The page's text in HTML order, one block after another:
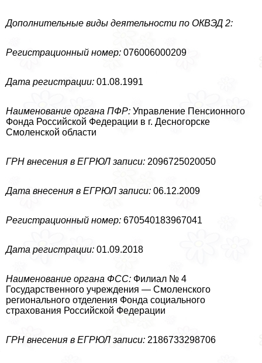
Дополнительные виды деятельности по ОКВЭД 2:
Регистрационный номер: 076006000209
Дата регистрации: 01.08.1991
Наименование органа ПФР: Управление Пенсионного
Фонда Российской Федерации в г. Десногорске
Смоленской области
ГРН внесения в ЕГРЮЛ записи: 2096725020050
Дата внесения в ЕГРЮЛ записи: 06.12.2009
Регистрационный номер: 670540183967041
Дата регистрации: 01.09.2018
Наименование органа ФСС: Филиал № 4
Государственного учреждения — Смоленского
регионального отделения Фонда социального
страхования Российской Федерации
ГРН внесения в ЕГРЮЛ записи: 2186733298706